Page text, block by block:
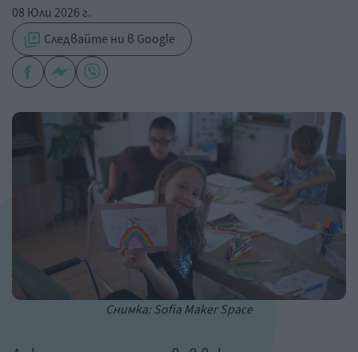
08 Юли 2026 г.
Следвайте ни в Google
Снимка: Sofia Maker Space​